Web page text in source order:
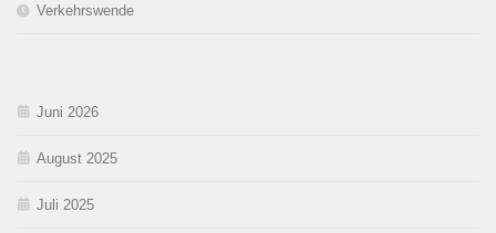
Verkehrswende
Juni 2026
August 2025
Juli 2025